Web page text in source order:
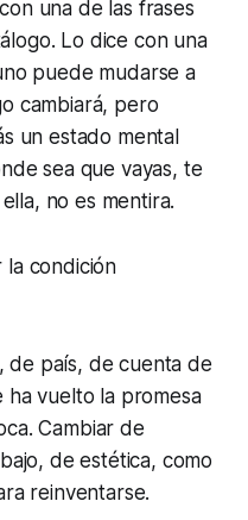
una de las frases
Lo dice con una
puede mudarse a
cambiará, pero
un estado mental
sea que vayas, te
no es mentira.
la condición
de país, de cuenta de
ha vuelto la promesa
Cambiar de
de estética, como
reinventarse.